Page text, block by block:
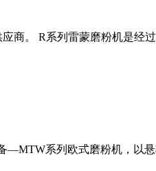
商。 R系列雷蒙磨粉机是经
系列欧式磨粉机，以